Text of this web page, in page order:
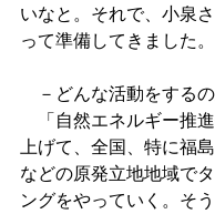
いなと。それで、小泉
って準備してきました。
－どんな活動をするの
「自然エネルギー推
上げて、全国、特に福
などの原発立地地域で
ングをやっていく。そ